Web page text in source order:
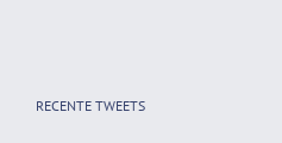
RECENTE TWEETS